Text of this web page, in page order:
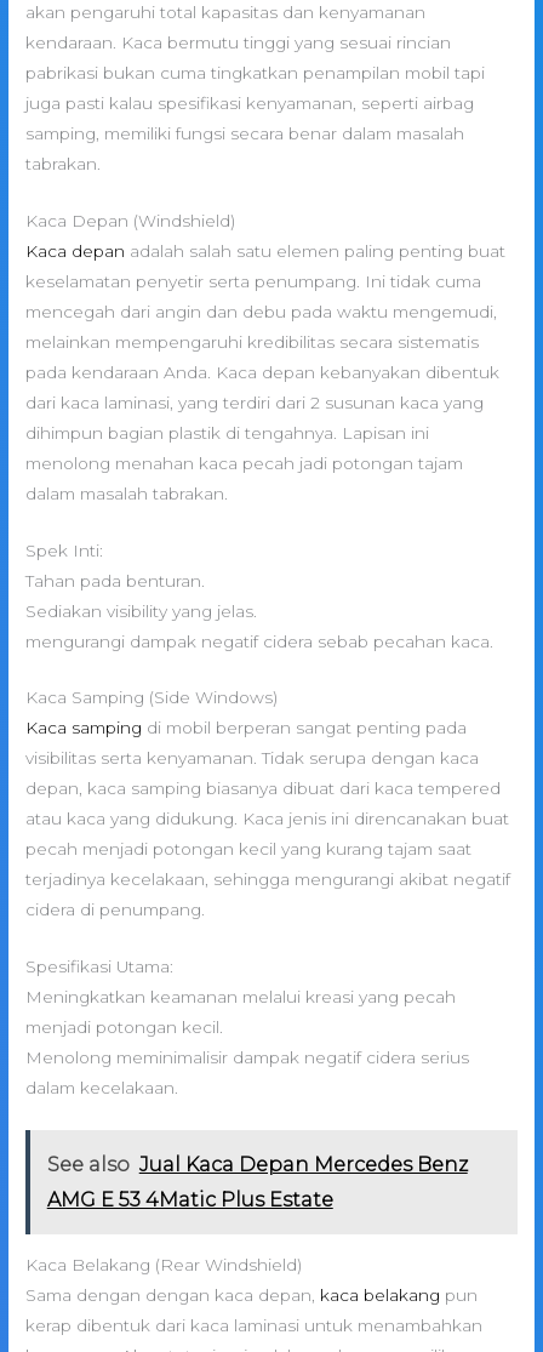
akan pengaruhi total kapasitas dan kenyamanan
kendaraan. Kaca bermutu tinggi yang sesuai rincian
pabrikasi bukan cuma tingkatkan penampilan mobil tapi
juga pasti kalau spesifikasi kenyamanan, seperti airbag
samping, memiliki fungsi secara benar dalam masalah
tabrakan.
Kaca Depan (Windshield)
Kaca depan adalah salah satu elemen paling penting buat
keselamatan penyetir serta penumpang. Ini tidak cuma
mencegah dari angin dan debu pada waktu mengemudi,
melainkan mempengaruhi kredibilitas secara sistematis
pada kendaraan Anda. Kaca depan kebanyakan dibentuk
dari kaca laminasi, yang terdiri dari 2 susunan kaca yang
dihimpun bagian plastik di tengahnya. Lapisan ini
menolong menahan kaca pecah jadi potongan tajam
dalam masalah tabrakan.
Spek Inti:
Tahan pada benturan.
Sediakan visibility yang jelas.
mengurangi dampak negatif cidera sebab pecahan kaca.
Kaca Samping (Side Windows)
Kaca samping di mobil berperan sangat penting pada
visibilitas serta kenyamanan. Tidak serupa dengan kaca
depan, kaca samping biasanya dibuat dari kaca tempered
atau kaca yang didukung. Kaca jenis ini direncanakan buat
pecah menjadi potongan kecil yang kurang tajam saat
terjadinya kecelakaan, sehingga mengurangi akibat negatif
cidera di penumpang.
Spesifikasi Utama:
Meningkatkan keamanan melalui kreasi yang pecah
menjadi potongan kecil.
Menolong meminimalisir dampak negatif cidera serius
dalam kecelakaan.
See also Jual Kaca Depan Mercedes Benz
AMG E 53 4Matic Plus Estate
Kaca Belakang (Rear Windshield)
Sama dengan dengan kaca depan, kaca belakang pun
kerap dibentuk dari kaca laminasi untuk menambahkan